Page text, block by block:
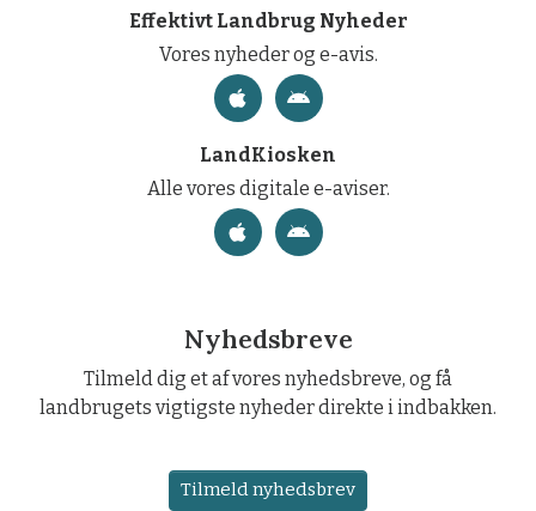
Effektivt Landbrug Nyheder
Vores nyheder og e-avis.
LandKiosken
Alle vores digitale e-aviser.
Nyhedsbreve
Tilmeld dig et af vores nyhedsbreve, og få
landbrugets vigtigste nyheder direkte i indbakken.
Tilmeld nyhedsbrev